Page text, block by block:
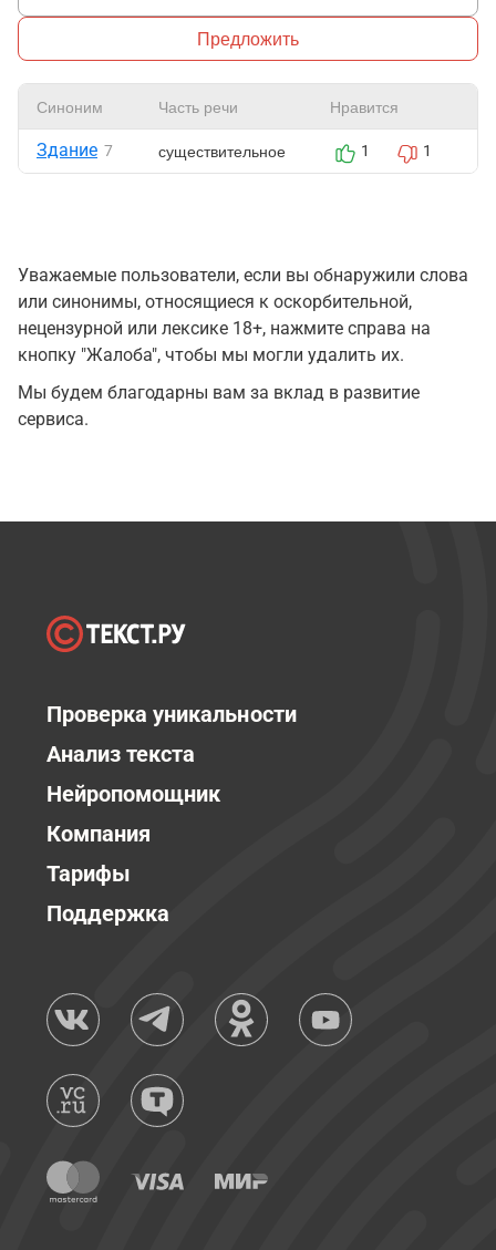
Предложить
Синоним Часть речи Нравится
Здание 7 существительное 1 1
Уважаемые пользователи, если вы обнаружили слова
или синонимы, относящиеся к оскорбительной,
нецензурной или лексике 18+, нажмите справа на
кнопку "Жалоба", чтобы мы могли удалить их.
Мы будем благодарны вам за вклад в развитие
сервиса.
Проверка уникальности
Анализ текста
Нейропомощник
Компания
Тарифы
Поддержка